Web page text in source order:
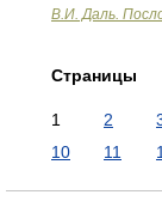
В.И. Даль.
Страницы
1 2
10
11